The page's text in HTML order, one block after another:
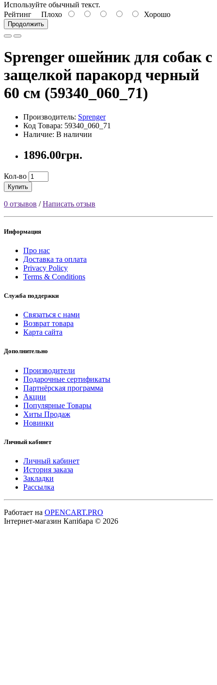
Используйте обычный текст.
Рейтинг Плохо Хорошо
Продолжить
Sprenger ошейник для собак с
защелкой паракорд черный
60 см (59340_060_71)
Производитель: Sprenger
Код Товара: 59340_060_71
Наличие: В наличии
1896.00грн.
Кол-во
Купить
0 отзывов /Написать отзыв
Информация
Про нас
Доставка та оплата
Privacy Policy
Terms & Conditions
Служба поддержки
Связаться с нами
Возврат товара
Карта сайта
Дополнительно
Производители
Подарочные сертификаты
Партнёрская программа
Акции
Популярные Товары
Хиты Продаж
Новинки
Личный кабинет
Личный кабинет
История заказа
Закладки
Рассылка
Работает на OPENCART.PRO
Інтернет-магазин Капібара © 2026